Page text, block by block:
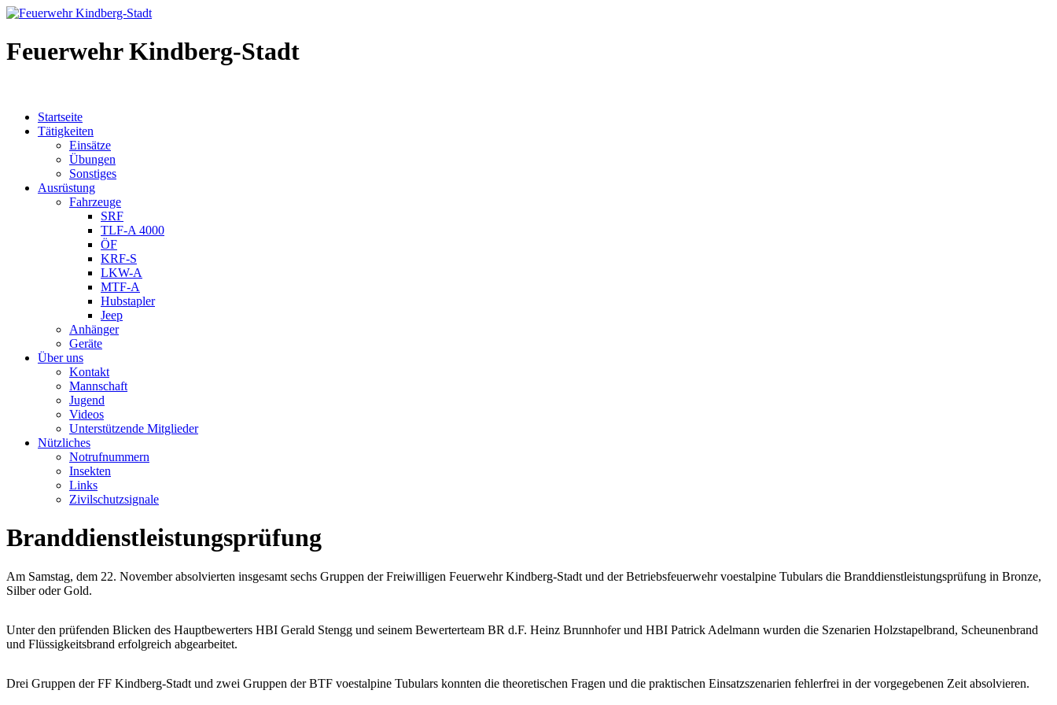
Feuerwehr Kindberg-Stadt
Startseite
Tätigkeiten
Einsätze
Übungen
Sonstiges
Ausrüstung
Fahrzeuge
SRF
TLF-A 4000
ÖF
KRF-S
LKW-A
MTF-A
Hubstapler
Jeep
Anhänger
Geräte
Über uns
Kontakt
Mannschaft
Jugend
Videos
Unterstützende Mitglieder
Nützliches
Notrufnummern
Insekten
Links
Zivilschutzsignale
Branddienstleistungsprüfung
Am Samstag, dem 22. November absolvierten insgesamt sechs Gruppen der Freiwilligen Feuerwehr Kindberg-Stadt und der Betriebsfeuerwehr voestalpine Tubulars die Branddienstleistungsprüfung in Bronze,
Silber oder Gold.
Unter den prüfenden Blicken des Hauptbewerters HBI Gerald Stengg und seinem Bewerterteam BR d.F. Heinz Brunnhofer und HBI Patrick Adelmann wurden die Szenarien Holzstapelbrand, Scheunenbrand
und Flüssigkeitsbrand erfolgreich abgearbeitet.
Drei Gruppen der FF Kindberg-Stadt und zwei Gruppen der BTF voestalpine Tubulars konnten die theoretischen Fragen und die praktischen Einsatzszenarien fehlerfrei in der vorgegebenen Zeit absolvieren.